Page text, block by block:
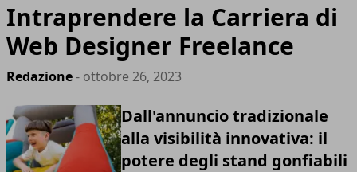
Intraprendere la Carriera di
Web Designer Freelance
Redazione- ottobre 26, 2023
Dall'annuncio tradizionale
alla visibilità innovativa: il
potere degli stand gonfiabili